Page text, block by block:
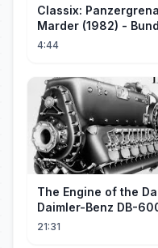
Classix:
Marder (1982) -
4:44
The Engine of the
Daimler-Benz DB-
Part 1
21:31